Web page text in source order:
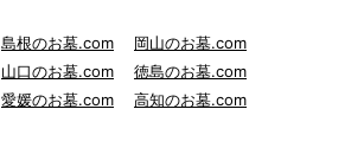
島根のお墓.com
岡山のお墓.com
山口のお墓.com
徳島のお墓.com
愛媛のお墓.com 高知のお墓.com